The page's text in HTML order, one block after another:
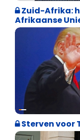
Zuid-Afrika:
Afrikaanse
Weekblad 't
Sterven voor